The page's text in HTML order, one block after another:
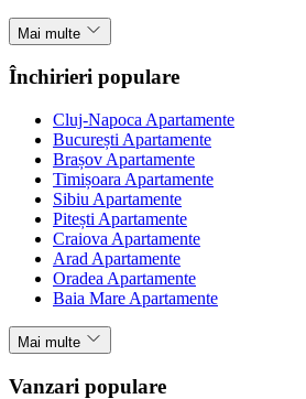
Mai multe
Închirieri populare
Cluj-Napoca Apartamente
București Apartamente
Brașov Apartamente
Timișoara Apartamente
Sibiu Apartamente
Pitești Apartamente
Craiova Apartamente
Arad Apartamente
Oradea Apartamente
Baia Mare Apartamente
Mai multe
Vanzari populare